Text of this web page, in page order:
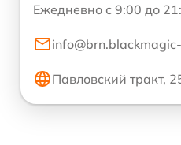
Ежедневно с 9:00 до
Павловский тракт,